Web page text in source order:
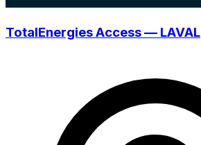
TotalEnergies Access — LAVAL